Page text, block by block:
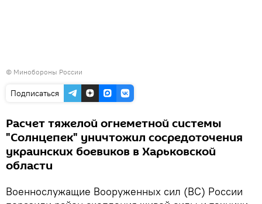
© Минобороны России
Подписаться
Расчет тяжелой огнеметной системы
"Солнцепек" уничтожил сосредоточения
украинских боевиков в Харьковской
области
Военнослужащие Вооруженных сил (ВС) России